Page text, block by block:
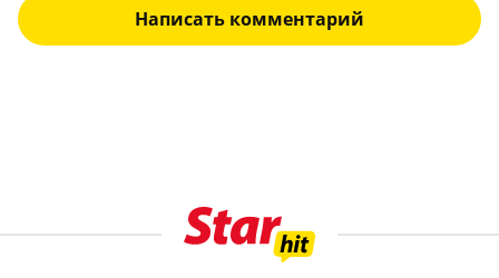
Написать комментарий